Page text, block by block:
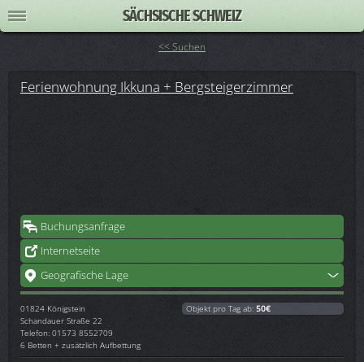
SÄCHSISCHE SCHWEIZ
<< Suchen
Ferienwohnung Ikkuna + Bergsteigerzimmer
Buchungsanfrage
Internetseite
Geografische Lage
01824 Königstein
Schandauer Straße 22
Telefon: 01573 8552709
6 Betten + zusätzlich Aufbettung
Objekt pro Tag ab: 50€